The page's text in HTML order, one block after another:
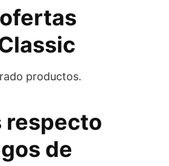
productos.
respecto
de